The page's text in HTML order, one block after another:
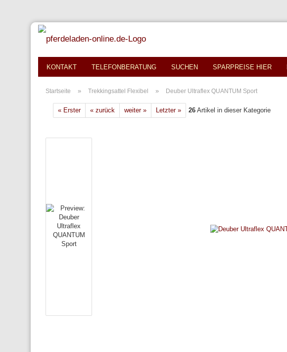
KONTAKT TELEFONBERATUNG SUCHEN SPARPREISE HIER
Startseite » Trekkingsattel Flexibel » Deuber Ultraflex QUANTUM Sport
« Erster « zurück weiter » Letzter » 26 Artikel in dieser Kategorie